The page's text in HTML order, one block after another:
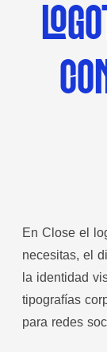
En Close el
necesitas, el
la identidad
tipografías
para redes